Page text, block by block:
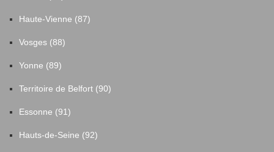
Haute-Vienne (87)
Vosges (88)
Yonne (89)
Territoire de Belfort (90)
Essonne (91)
Hauts-de-Seine (92)